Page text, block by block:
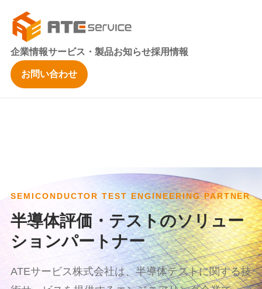
企業情報サービス・製品お知らせ採用情報
お問い合わせ
SEMICONDUCTOR TEST ENGINEERING PARTNER
半導体評価・テストのソリュー
ションパートナー
ATEサービス株式会社は、半導体テストに関する技